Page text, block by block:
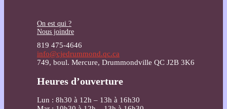
On est qui ?
Nous joindre
819 475-4646
info@cjedrummond.qc.ca
749, boul. Mercure, Drummondville QC J2B 3K6
Heures d’ouverture
Lun : 8h30 à 12h – 13h à 16h30